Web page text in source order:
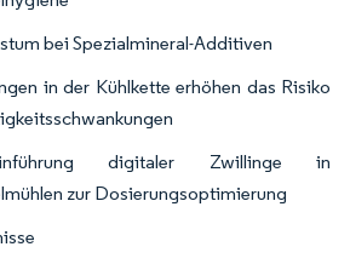
bei Spezialmineral-Additiven
in der Kühlkette erhöhen das Risiko
digitaler Zwillinge in
zur Dosierungsoptimierung